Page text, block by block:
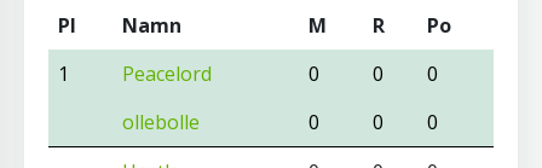
Pl Namn M R
Po
1
Peacelord 0 0
0
ollebolle
0 0
0